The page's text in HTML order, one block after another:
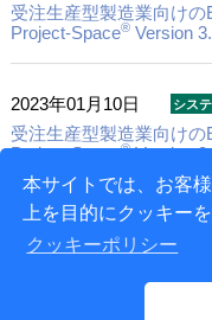
本サイトでは、お客
上を目的にクッキー
クッキーポリシー
受注生産型製造業向け
Project-Space®Version
2023年01月10日
受注生産型製造業向け
Project-Space®Version
2021年07月10日
受注生産型製造業向けの